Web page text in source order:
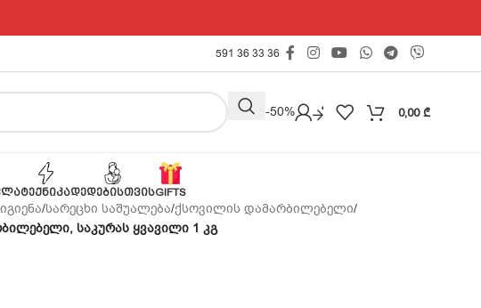
591 36 33 36
Outlet -50% 0,00 ₾
ᲢᲔᲥᲜᲘᲙᲐᲓᲔᲓᲔᲑᲘᲡᲗᲕᲘᲡGIFTS
/სარეცხი საშუალება/ქსოვილის დამარბილებელი/
საკურას ყვავილი 1 კგ